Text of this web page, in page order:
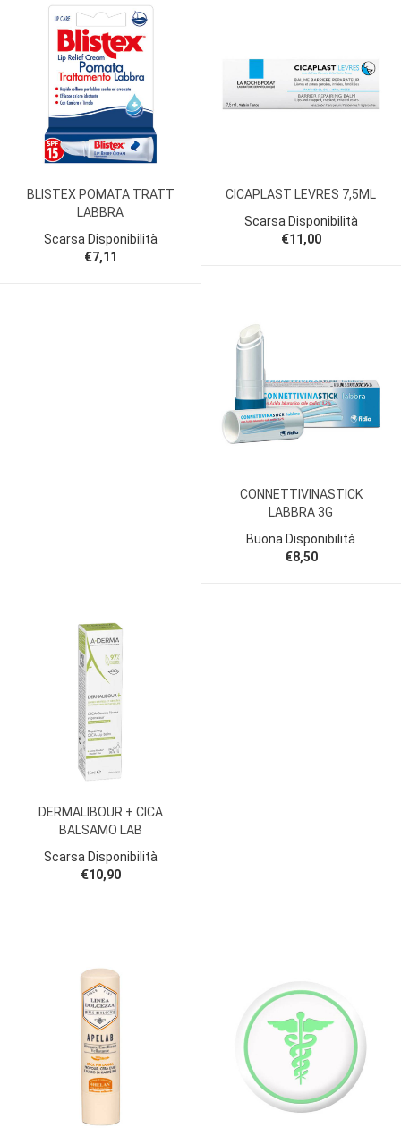
BLISTEX POMATA TRATT
LABBRA
Scarsa Disponibilità
€7,11
CICAPLAST LEVRES 7,5ML
Scarsa Disponibilità
€11,00
CONNETTIVINASTICK
LABBRA 3G
Buona Disponibilità
€8,50
DERMALIBOUR + CICA
BALSAMO LAB
Scarsa Disponibilità
€10,90